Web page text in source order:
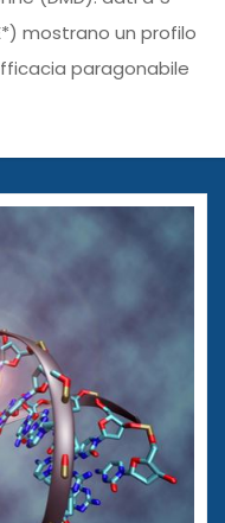
mostrano un profilo
paragonabile